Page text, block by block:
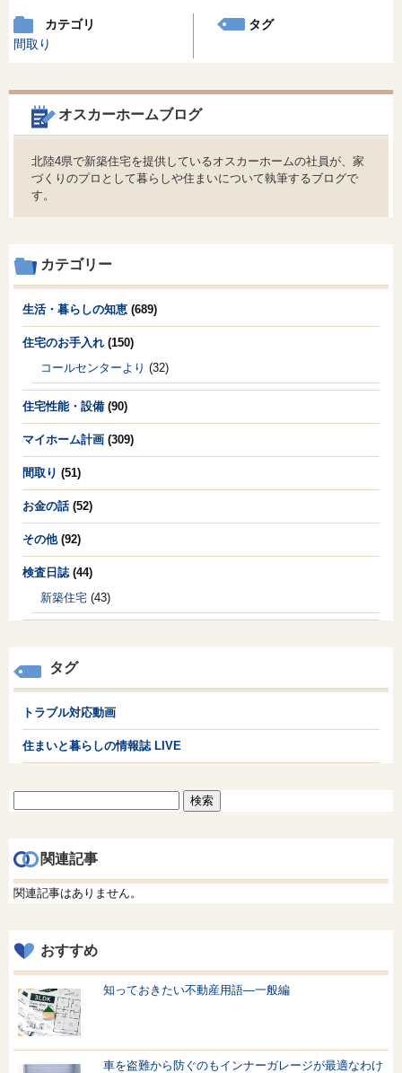
カテゴリ
間取り
タグ
オスカーホームブログ
北陸4県で新築住宅を提供しているオスカーホームの社員が、家
づくりのプロとして暮らしや住まいについて執筆するブログで
す。
カテゴリー
生活・暮らしの知恵 (689)
住宅のお手入れ (150)
コールセンターより (32)
住宅性能・設備 (90)
マイホーム計画 (309)
間取り (51)
お金の話(52)
その他(92)
検査日誌(44)
新築住宅 (43)
タグ
トラブル対応動画
住まいと暮らしの情報誌 LIVE
関連記事
関連記事はありません。
おすすめ
知っておきたい不動産用語—一般編
車を盗難から防ぐのもインナーガレージが最適なわけ